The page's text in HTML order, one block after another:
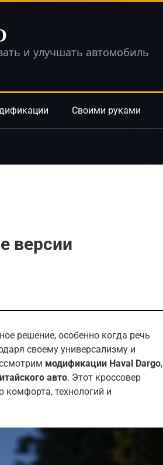
и улучшать автомобиль
Своими руками
версии
решение, особенно когда речь
своему универсализму и
модификации Haval Dargo,
авто. Этот кроссовер
комфорта, технологий и